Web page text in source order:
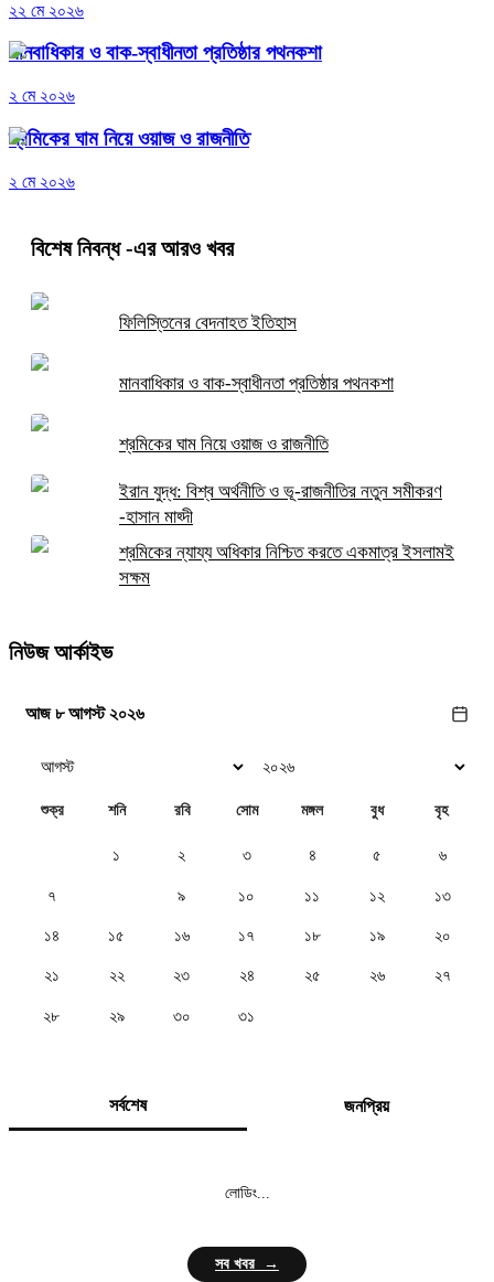
২২ মে ২০২৬
মানবাধিকার ও বাক-স্বাধীনতা প্রতিষ্ঠার পথনকশা
২ মে ২০২৬
শ্রমিকের ঘাম নিয়ে ওয়াজ ও রাজনীতি
২ মে ২০২৬
বিশেষ নিবন্ধ-এর আরও খবর
ফিলিস্তিনের বেদনাহত ইতিহাস
মানবাধিকার ও বাক-স্বাধীনতা প্রতিষ্ঠার পথনকশা
শ্রমিকের ঘাম নিয়ে ওয়াজ ও রাজনীতি
ইরান যুদ্ধ: বিশ্ব অর্থনীতি ও ভূ-রাজনীতির নতুন সমীকরণ
-হাসান মাহ্দী
শ্রমিকের ন্যায্য অধিকার নিশ্চিত করতে একমাত্র ইসলামই
সক্ষম
নিউজ আর্কাইভ
আজ ৮ আগস্ট ২০২৬
শুক্র শনি রবি সোম মঙ্গল বুধ বৃহ
১ ২ ৩ ৪ ৫ ৬
৭ ৯ ১০ ১১ ১২ ১৩
১৪ ১৫ ১৬ ১৭ ১৮ ১৯ ২০
২১ ২২ ২৩ ২৪ ২৫ ২৬ ২৭
২৮ ২৯ ৩০ ৩১
সর্বশেষ জনপ্রিয়
লোডিং...
সব খবর →